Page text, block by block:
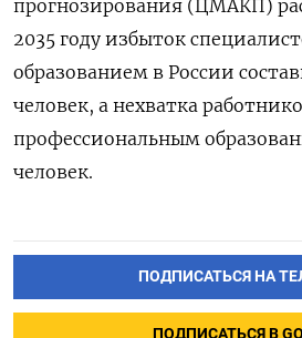
прогнозирования (ЦМАКП)
2035 году избыток
образованием в России
человек, а нехватка
профессиональным
человек.
ПОДПИСАТЬСЯ НА
ПОДПИСАТЬСЯ В